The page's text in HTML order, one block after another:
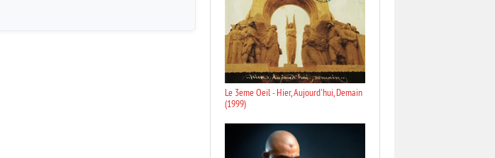
Le 3eme Oeil - Hier, Aujourd'hui, Demain
(1999)